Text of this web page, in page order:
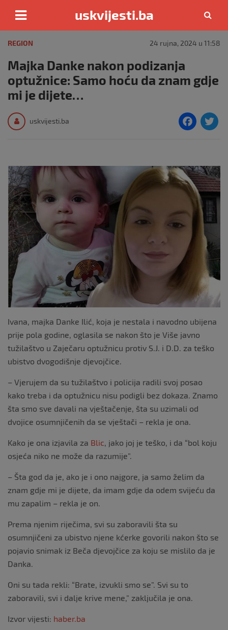
content
uskvijesti.ba
REGION 24 rujna, 2024 u 11:58
Majka Danke nakon podizanja
optužnice: Samo hoću da znam gdje
mi je dijete…
uskvijesti.ba
F
e
b
o
o
k
Ivana, majka Danke Ilić, koja je nestala i navodno ubijena
prije pola godine, oglasila se nakon što je Više javno
tužilaštvo u Zaječaru optužnicu protiv S.J. i D.D. za teško
ubistvo dvogodišnje djevojčice.
– Vjerujem da su tužilaštvo i policija radili svoj posao
kako treba i da optužnicu nisu podigli bez dokaza. Znamo
šta smo sve davali na vještačenje, šta su uzimali od
dvojice osumnjičenih da se vještači – rekla je ona.
Kako je ona izjavila za Blic, jako joj je teško, i da “bol koju
osjeća niko ne može da razumije”.
– Šta god da je, ako je i ono najgore, ja samo želim da
znam gdje mi je dijete, da imam gdje da odem svijeću da
mu zapalim – rekla je on.
Prema njenim riječima, svi su zaboravili šta su
osumnjičeni za ubistvo njene kćerke govorili nakon što se
pojavio snimak iz Beča djevojčice za koju se mislilo da je
Danka.
Oni su tada rekli: “Brate, izvukli smo se”. Svi su to
zaboravili, svi i dalje krive mene,” zaključila je ona.
Izvor vijesti: haber.ba